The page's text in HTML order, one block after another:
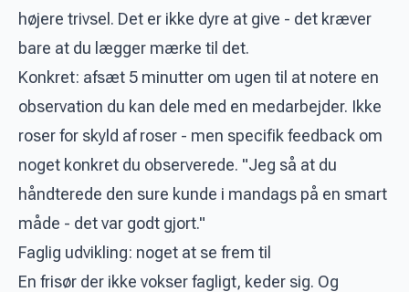
højere trivsel. Det er ikke dyre at give - det kræver
bare at du lægger mærke til det.
Konkret: afsæt 5 minutter om ugen til at notere en
observation du kan dele med en medarbejder. Ikke
roser for skyld af roser - men specifik feedback om
noget konkret du observerede. "Jeg så at du
håndterede den sure kunde i mandags på en smart
måde - det var godt gjort."
Faglig udvikling: noget at se frem til
En frisør der ikke vokser fagligt, keder sig. Og